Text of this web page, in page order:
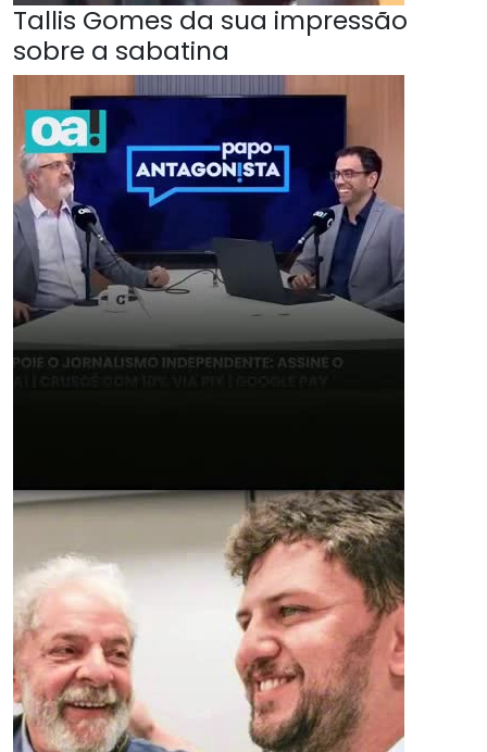
Tallis Gomes da sua impressão
sobre a sabatina